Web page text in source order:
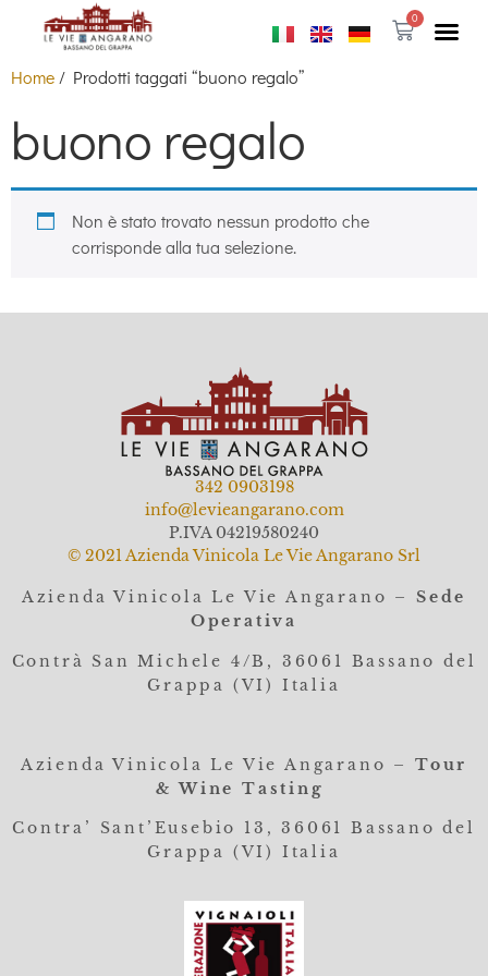
0
Home / Prodotti taggati “buono regalo”
buono regalo
Non è stato trovato nessun prodotto che
corrisponde alla tua selezione.
342 0903198
info@levieangarano.com
P.IVA 04219580240
© 2021 Azienda Vinicola Le Vie Angarano Srl
Azienda Vinicola Le Vie Angarano – Sede
Operativa
Contrà San Michele 4/B, 36061 Bassano del
Grappa (VI) Italia
Azienda Vinicola Le Vie Angarano –
Tour
& Wine Tasting
Contra’ Sant’Eusebio 13, 36061 Bassano del
Grappa (VI) Italia